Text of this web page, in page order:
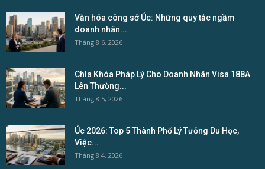
Văn hóa công sở Úc: Những quy tắc ngầm
doanh nhân...
Tháng 8 6, 2026
Chìa Khóa Pháp Lý Cho Doanh Nhân Visa 188A
Lên Thường...
Tháng 8 5, 2026
Úc 2026: Top 5 Thành Phố Lý Tưởng Du Học,
Việc...
Tháng 8 4, 2026